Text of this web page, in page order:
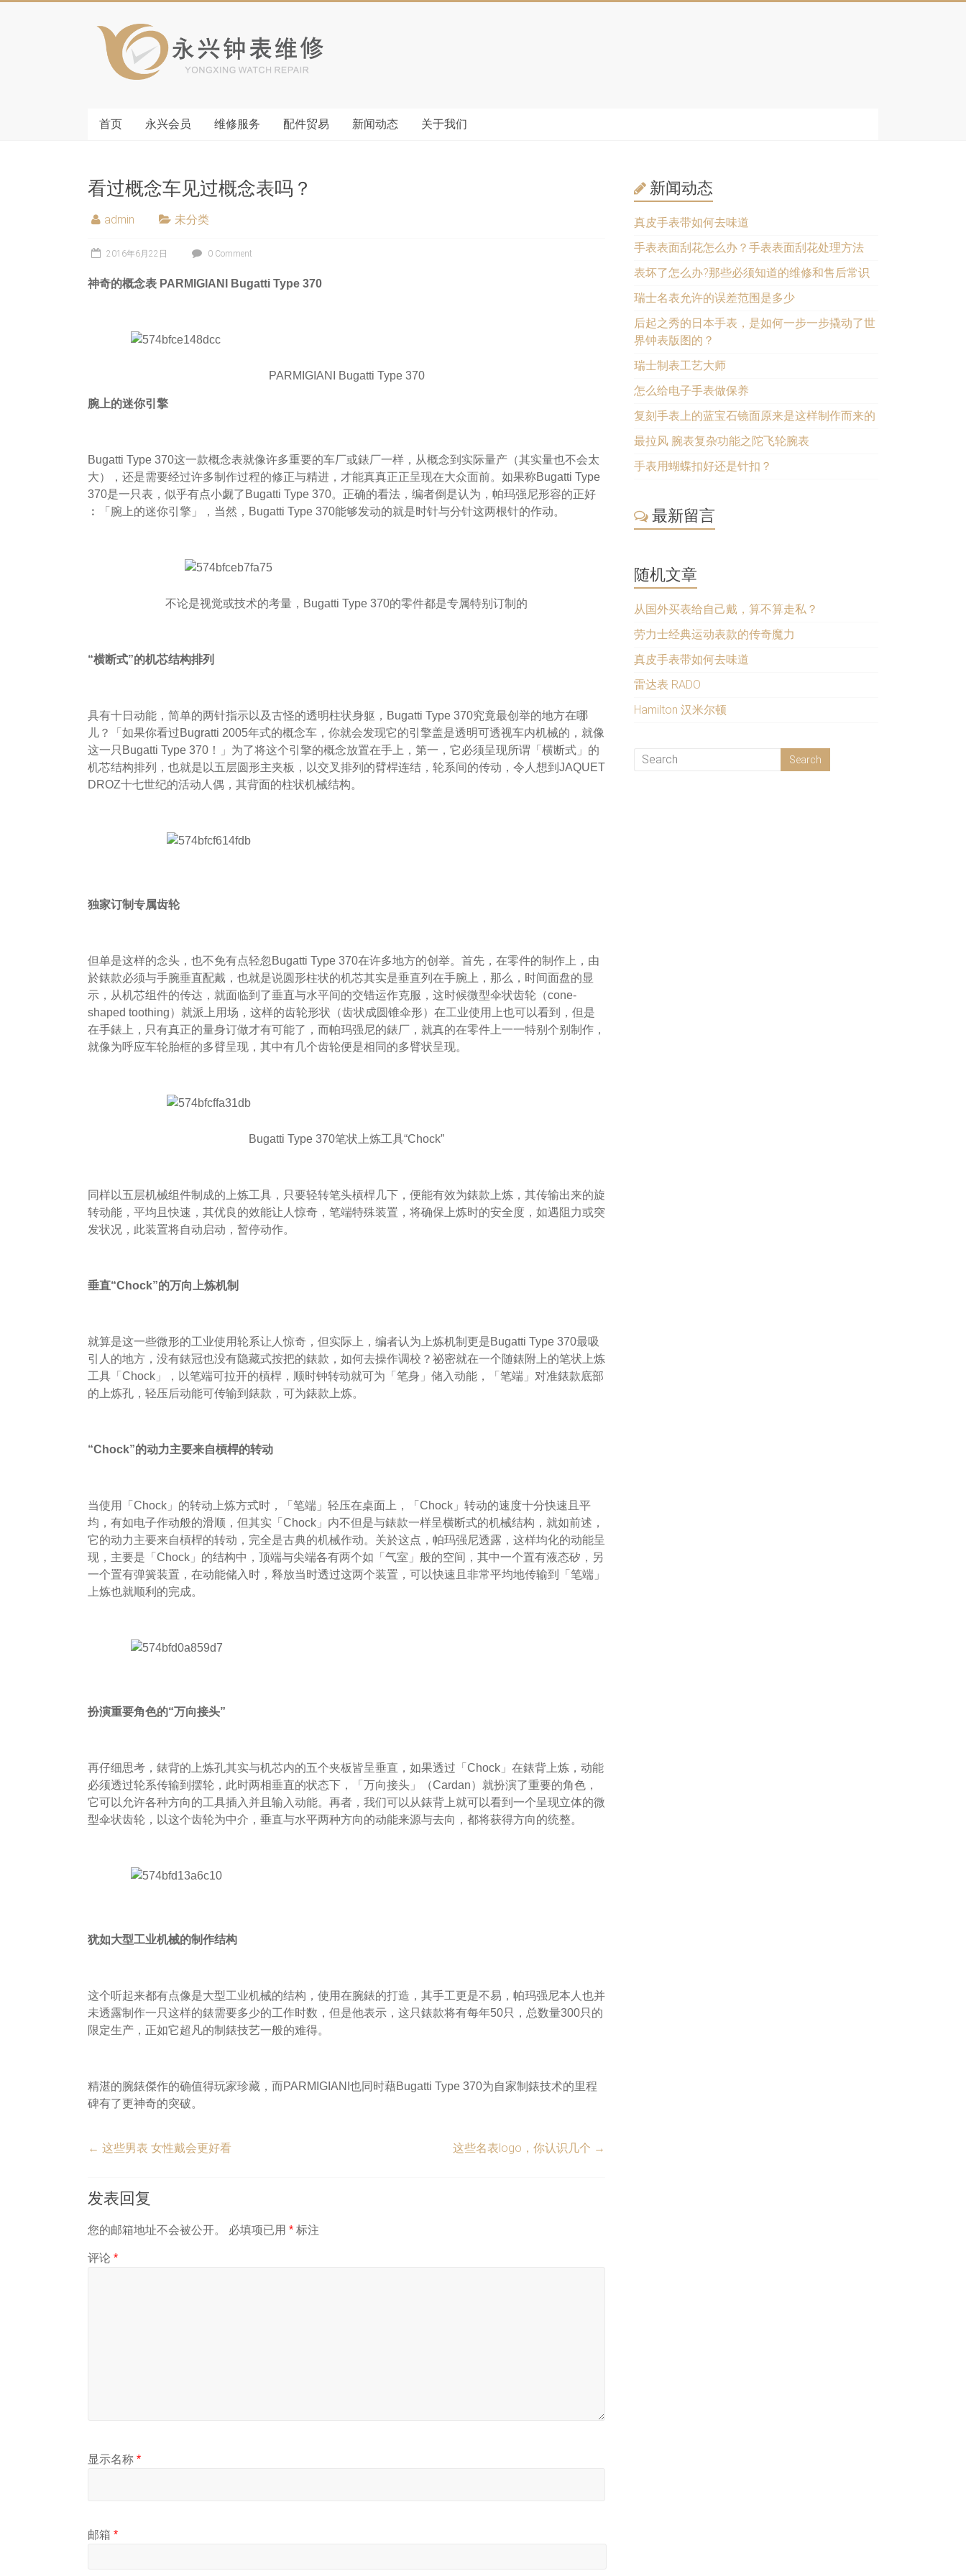
首页 永兴会员 维修服务 配件贸易 新闻动态 关于我们
看过概念车见过概念表吗？
admin 未分类
2016年6月22日 0 Comment
神奇的概念表 PARMIGIANI Bugatti Type 370
PARMIGIANI Bugatti Type 370
腕上的迷你引擎
Bugatti Type 370这一款概念表就像许多重要的车厂或錶厂一样，从概念到实际量产（其实量也不会太
大），还是需要经过许多制作过程的修正与精进，才能真真正正呈现在大众面前。如果称Bugatti Type
370是一只表，似乎有点小觑了Bugatti Type 370。正确的看法，编者倒是认为，帕玛强尼形容的正好
︰「腕上的迷你引擎」，当然，Bugatti Type 370能够发动的就是时针与分针这两根针的作动。
不论是视觉或技术的考量，Bugatti Type 370的零件都是专属特别订制的
“横断式”的机芯结构排列
具有十日动能，简单的两针指示以及古怪的透明柱状身躯，Bugatti Type 370究竟最创举的地方在哪
儿？「如果你看过Bugratti 2005年式的概念车，你就会发现它的引擎盖是透明可透视车内机械的，就像
这一只Bugatti Type 370！」为了将这个引擎的概念放置在手上，第一，它必须呈现所谓「横断式」的
机芯结构排列，也就是以五层圆形主夹板，以交叉排列的臂桿连结，轮系间的传动，令人想到JAQUET
DROZ十七世纪的活动人偶，其背面的柱状机械结构。
独家订制专属齿轮
但单是这样的念头，也不免有点轻忽Bugatti Type 370在许多地方的创举。首先，在零件的制作上，由
於錶款必须与手腕垂直配戴，也就是说圆形柱状的机芯其实是垂直列在手腕上，那么，时间面盘的显
示，从机芯组件的传达，就面临到了垂直与水平间的交错运作克服，这时候微型伞状齿轮（cone-
shaped toothing）就派上用场，这样的齿轮形状（齿状成圆锥伞形）在工业使用上也可以看到，但是
在手錶上，只有真正的量身订做才有可能了，而帕玛强尼的錶厂，就真的在零件上一一特别个别制作，
就像为呼应车轮胎框的多臂呈现，其中有几个齿轮便是相同的多臂状呈现。
Bugatti Type 370笔状上炼工具“Chock”
同样以五层机械组件制成的上炼工具，只要轻转笔头槓桿几下，便能有效为錶款上炼，其传输出来的旋
转动能，平均且快速，其优良的效能让人惊奇，笔端特殊装置，将确保上炼时的安全度，如遇阻力或突
发状况，此装置将自动启动，暂停动作。
垂直“Chock”的万向上炼机制
就算是这一些微形的工业使用轮系让人惊奇，但实际上，编者认为上炼机制更是Bugatti Type 370最吸
引人的地方，没有錶冠也没有隐藏式按把的錶款，如何去操作调校？祕密就在一个随錶附上的笔状上炼
工具「Chock」，以笔端可拉开的槓桿，顺时钟转动就可为「笔身」储入动能，「笔端」对准錶款底部
的上炼孔，轻压后动能可传输到錶款，可为錶款上炼。
“Chock”的动力主要来自槓桿的转动
当使用「Chock」的转动上炼方式时，「笔端」轻压在桌面上，「Chock」转动的速度十分快速且平
均，有如电子作动般的滑顺，但其实「Chock」内不但是与錶款一样呈横断式的机械结构，就如前述，
它的动力主要来自槓桿的转动，完全是古典的机械作动。关於这点，帕玛强尼透露，这样均化的动能呈
现，主要是「Chock」的结构中，顶端与尖端各有两个如「气室」般的空间，其中一个置有液态矽，另
一个置有弹簧装置，在动能储入时，释放当时透过这两个装置，可以快速且非常平均地传输到「笔端」
上炼也就顺利的完成。
扮演重要角色的“万向接头”
再仔细思考，錶背的上炼孔其实与机芯内的五个夹板皆呈垂直，如果透过「Chock」在錶背上炼，动能
必须透过轮系传输到摆轮，此时两相垂直的状态下，「万向接头」（Cardan）就扮演了重要的角色，
它可以允许各种方向的工具插入并且输入动能。再者，我们可以从錶背上就可以看到一个呈现立体的微
型伞状齿轮，以这个齿轮为中介，垂直与水平两种方向的动能来源与去向，都将获得方向的统整。
犹如大型工业机械的制作结构
这个听起来都有点像是大型工业机械的结构，使用在腕錶的打造，其手工更是不易，帕玛强尼本人也并
未透露制作一只这样的錶需要多少的工作时数，但是他表示，这只錶款将有每年50只，总数量300只的
限定生产，正如它超凡的制錶技艺一般的难得。
精湛的腕錶傑作的确值得玩家珍藏，而PARMIGIANI也同时藉Bugatti Type 370为自家制錶技术的里程
碑有了更神奇的突破。
← 这些男表 女性戴会更好看 这些名表logo，你认识几个 →
发表回复
您的邮箱地址不会被公开。 必填项已用 * 标注
评论 *
显示名称 *
邮箱 *
新闻动态
真皮手表带如何去味道
手表表面刮花怎么办？手表表面刮花处理方法
表坏了怎么办?那些必须知道的维修和售后常识
瑞士名表允许的误差范围是多少
后起之秀的日本手表，是如何一步一步撬动了世
界钟表版图的？
瑞士制表工艺大师
怎么给电子手表做保养
复刻手表上的蓝宝石镜面原来是这样制作而来的
最拉风 腕表复杂功能之陀飞轮腕表
手表用蝴蝶扣好还是针扣？
最新留言
随机文章
从国外买表给自己戴，算不算走私？
劳力士经典运动表款的传奇魔力
真皮手表带如何去味道
雷达表 RADO
Hamilton 汉米尔顿